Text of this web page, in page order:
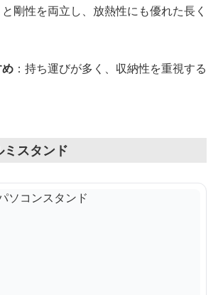
剛性を両立し、放熱性にも優れた長く
：持ち運びが多く、収納性を重視する
スタンド